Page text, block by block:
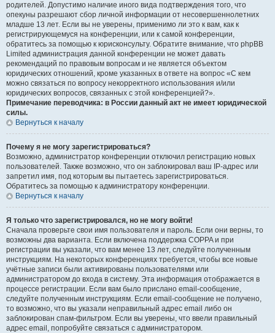
родителей. Допустимо наличие иного вида подтверждения того, что
опекуны разрешают сбор личной информации от несовершеннолетних
младше 13 лет. Если вы не уверены, применимо ли это к вам, как к
регистрирующемуся на конференции, или к самой конференции,
обратитесь за помощью к юрисконсульту. Обратите внимание, что phpBB
Limited администрация данной конференции не может давать
рекомендаций по правовым вопросам и не является объектом
юридических отношений, кроме указанных в ответе на вопрос «С кем
можно связаться по вопросу некорректного использования и/или
юридических вопросов, связанных с этой конференцией?».
Примечание переводчика: в России данный акт не имеет юридической
силы.
Вернуться к началу
Почему я не могу зарегистрироваться?
Возможно, администратор конференции отключил регистрацию новых
пользователей. Также возможно, что он заблокировал ваш IP-адрес или
запретил имя, под которым вы пытаетесь зарегистрироваться.
Обратитесь за помощью к администратору конференции.
Вернуться к началу
Я только что зарегистрировался, но не могу войти!
Сначала проверьте свои имя пользователя и пароль. Если они верны, то
возможны два варианта. Если включена поддержка COPPA и при
регистрации вы указали, что вам менее 13 лет, следуйте полученным
инструкциям. На некоторых конференциях требуется, чтобы все новые
учётные записи были активированы пользователями или
администратором до входа в систему. Эта информация отображается в
процессе регистрации. Если вам было прислано email-сообщение,
следуйте полученным инструкциям. Если email-сообщение не получено,
то возможно, что вы указали неправильный адрес email либо он
заблокирован спам-фильтром. Если вы уверены, что ввели правильный
адрес email, попробуйте связаться с администратором.